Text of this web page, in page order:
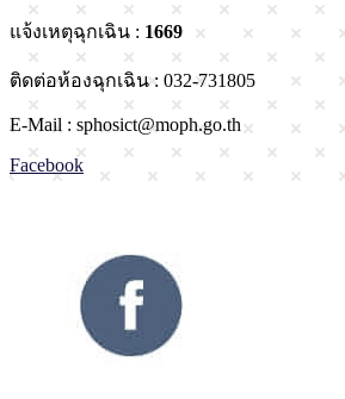
แจ้งเหตุฉุกเฉิน : 1669
ติดต่อห้องฉุกเฉิน : 032-731805
E-Mail : sphosict@moph.go.th
Facebook